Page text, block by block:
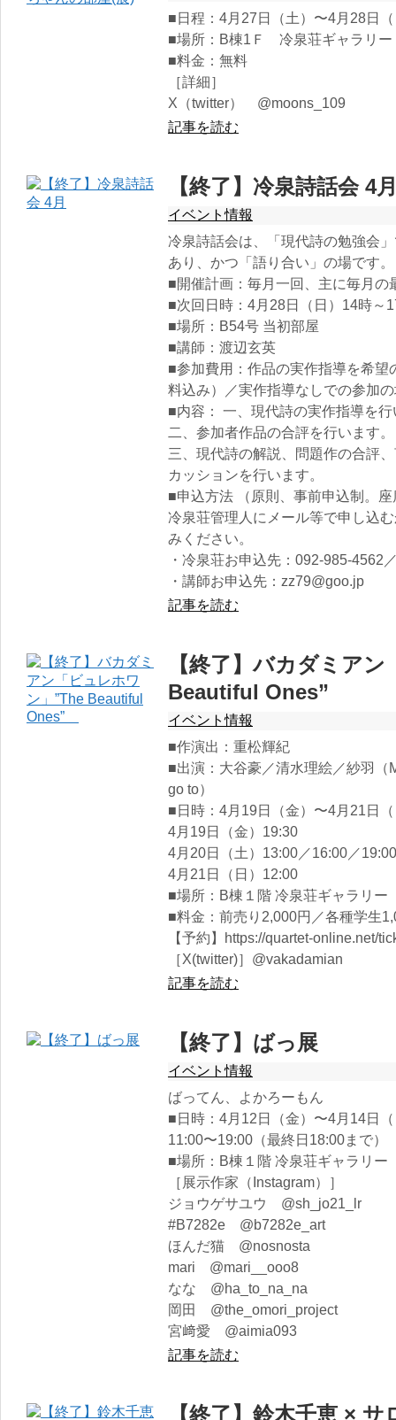
■日程：4月27日（土）〜4月28日
■場所：B棟1Ｆ 冷泉荘ギャラリー
■料金：無料
［詳細］
X（twitter） @moons_109
記事を読む
【終了】冷泉詩話会 4
イベント情報
冷泉詩話会は、「現代詩の勉強会
あり、かつ「語り合い」の場です。
■開催計画：毎月一回、主に毎月
■次回日時：4月28日（日）14時～
■場所：B54号 当初部屋
■講師：渡辺玄英
■参加費用：作品の実作指導を希
料込み）／実作指導なしでの参加
■内容： 一、現代詩の実作指導を
二、参加者作品の合評を行います。
三、現代詩の解説、問題作の合評
カッションを行います。
■申込方法 （原則、事前申込制。
冷泉荘管理人にメール等で申し込
みください。
・冷泉荘お申込先：092-985-4562
・講師お申込先：zz79@goo.jp
記事を読む
【終了】バカダミア
Beautiful Ones”
イベント情報
■作演出：重松輝紀
■出演：大谷豪／清水理絵／紗羽（
go to）
■日時：4月19日（金）〜4月21日
4月19日（金）19:30
4月20日（土）13:00／16:00／19:00
4月21日（日）12:00
■場所：B棟１階 冷泉荘ギャラリー
■料金：前売り2,000円／各種学生
【予約】https://quartet-online.net/
［X(twitter)］@vakadamian
記事を読む
【終了】ばっ展
イベント情報
ばってん、よかろーもん
■日時：4月12日（金）〜4月14日
11:00〜19:00（最終日18:00まで）
■場所：B棟１階 冷泉荘ギャラリー
［展示作家（Instagram）］
ジョウゲサユウ @sh_jo21_lr
#B7282e @b7282e_art
ほんだ猫 @nosnosta
mari @mari__ooo8
なな @ha_to_na_na
岡田 @the_omori_project
宮﨑愛 @aimia093
記事を読む
【終了】鈴木千恵 ×